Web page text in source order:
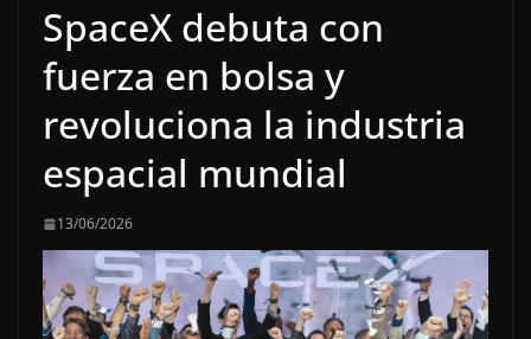
SpaceX debuta con
fuerza en bolsa y
revoluciona la industria
espacial mundial
13/06/2026